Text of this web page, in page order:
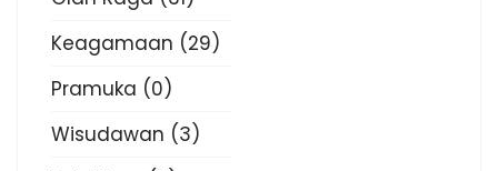
Keagamaan (29)
Pramuka (0)
Wisudawan (3)